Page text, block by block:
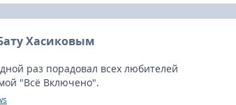
Хасиковым
раз порадовал всех любителей
"Всё Включено".